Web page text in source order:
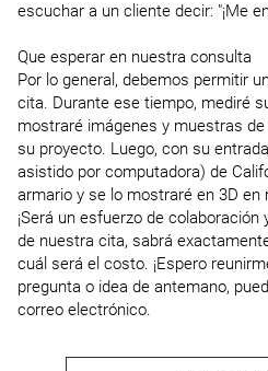
escuchar a un cliente decir: "¡Me
Que esperar en nuestra consulta
Por lo general, debemos permitir
cita. Durante ese tiempo, mediré
mostraré imágenes y muestras
su proyecto. Luego, con su
asistido por computadora) de
armario y se lo mostraré en 3D
¡Será un esfuerzo de colaboración
de nuestra cita, sabrá
cuál será el costo. ¡Espero
pregunta o idea de antemano,
correo electrónico.